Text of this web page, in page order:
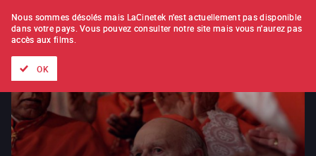
À L'UNITÉ ABONNEMENT
Nous sommes désolés mais LaCinetek n'est actuellement pas disponible
dans votre pays. Vous pouvez consulter notre site mais vous n'aurez pas
accès aux films.
OK